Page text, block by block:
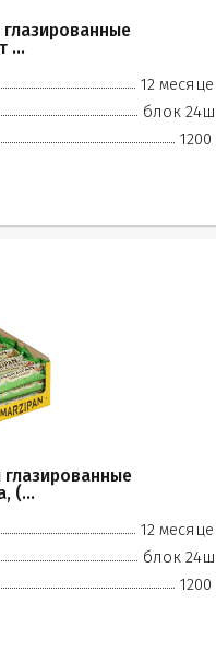
...
12
блок
1200
(...
12
блок
1200